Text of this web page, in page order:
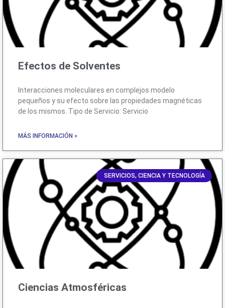
Efectos de Solventes
Interacciones moleculares en complejos modelo
pequeños y su efecto sobre las propiedades magnéticas
de los mismos. Tipo de Servicio: Servicio
MÁS INFORMACIÓN »
SERVICIOS, CIENCIA Y TECNOLOGÍA
Ciencias Atmosféricas